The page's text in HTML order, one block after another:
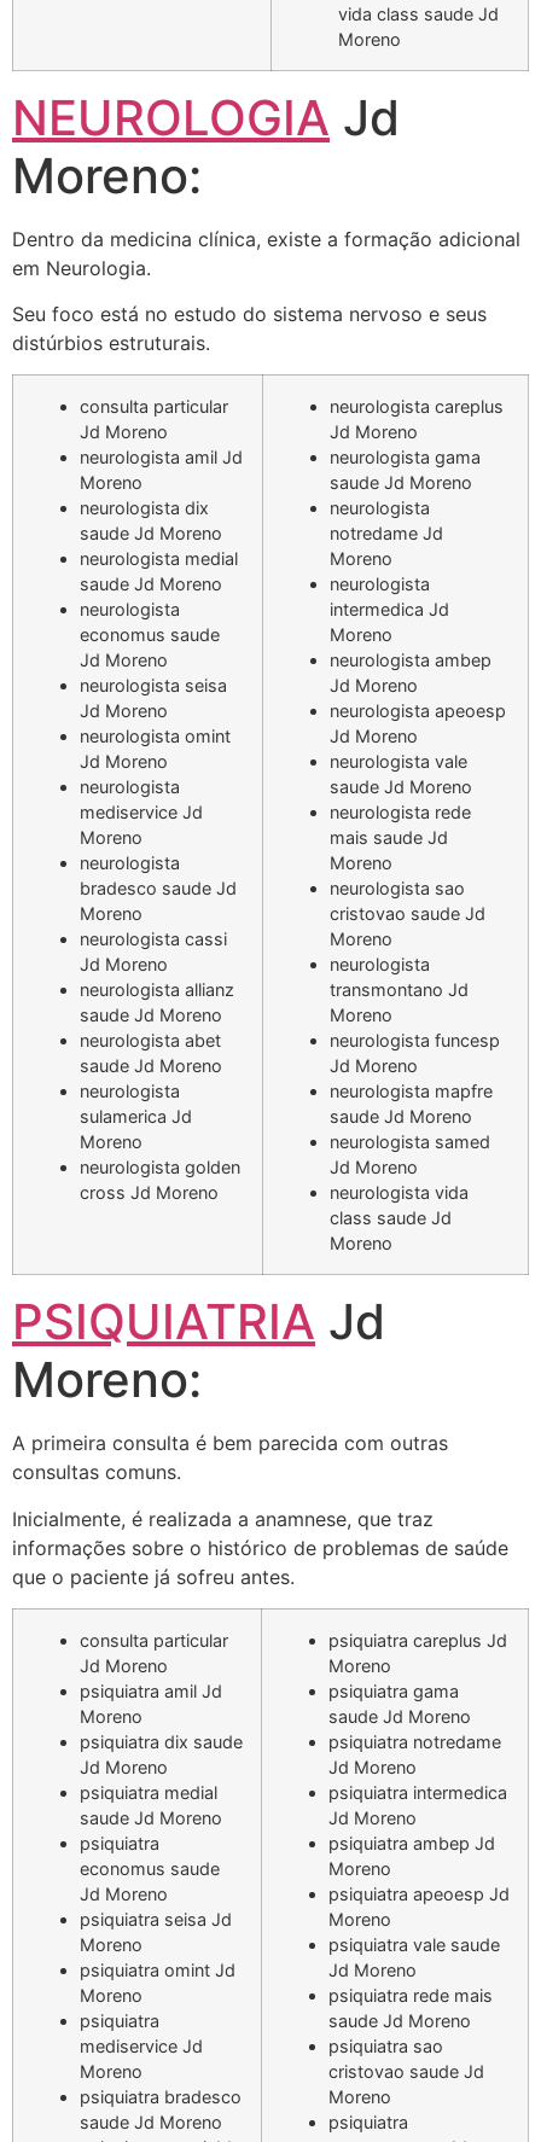
vida class saude Jd
Moreno
NEUROLOGIA Jd
Moreno:
Dentro da medicina clínica, existe a formação adicional
em Neurologia.
Seu foco está no estudo do sistema nervoso e seus
distúrbios estruturais.
consulta particular
Jd Moreno
neurologista amil Jd
Moreno
neurologista dix
saude Jd Moreno
neurologista medial
saude Jd Moreno
neurologista
economus saude
Jd Moreno
neurologista seisa
Jd Moreno
neurologista omint
Jd Moreno
neurologista
mediservice Jd
Moreno
neurologista
bradesco saude Jd
Moreno
neurologista cassi
Jd Moreno
neurologista allianz
saude Jd Moreno
neurologista abet
saude Jd Moreno
neurologista
sulamerica Jd
Moreno
neurologista golden
cross Jd Moreno
neurologista careplus
Jd Moreno
neurologista gama
saude Jd Moreno
neurologista
notredame Jd
Moreno
neurologista
intermedica Jd
Moreno
neurologista ambep
Jd Moreno
neurologista apeoesp
Jd Moreno
neurologista vale
saude Jd Moreno
neurologista rede
mais saude Jd
Moreno
neurologista sao
cristovao saude Jd
Moreno
neurologista
transmontano Jd
Moreno
neurologista funcesp
Jd Moreno
neurologista mapfre
saude Jd Moreno
neurologista samed
Jd Moreno
neurologista vida
class saude Jd
Moreno
PSIQUIATRIA Jd
Moreno:
A primeira consulta é bem parecida com outras
consultas comuns.
Inicialmente, é realizada a anamnese, que traz
informações sobre o histórico de problemas de saúde
que o paciente já sofreu antes.
consulta particular
Jd Moreno
psiquiatra amil Jd
Moreno
psiquiatra dix saude
Jd Moreno
psiquiatra medial
saude Jd Moreno
psiquiatra
economus saude
Jd Moreno
psiquiatra seisa Jd
Moreno
psiquiatra omint Jd
Moreno
psiquiatra
mediservice Jd
Moreno
psiquiatra bradesco
saude Jd Moreno
psiquiatra careplus Jd
Moreno
psiquiatra gama
saude Jd Moreno
psiquiatra notredame
Jd Moreno
psiquiatra intermedica
Jd Moreno
psiquiatra ambep Jd
Moreno
psiquiatra apeoesp Jd
Moreno
psiquiatra vale saude
Jd Moreno
psiquiatra rede mais
saude Jd Moreno
psiquiatra sao
cristovao saude Jd
Moreno
psiquiatra